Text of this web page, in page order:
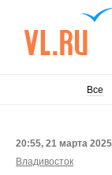
Все
20:55, 21 марта 2025
Владивосток